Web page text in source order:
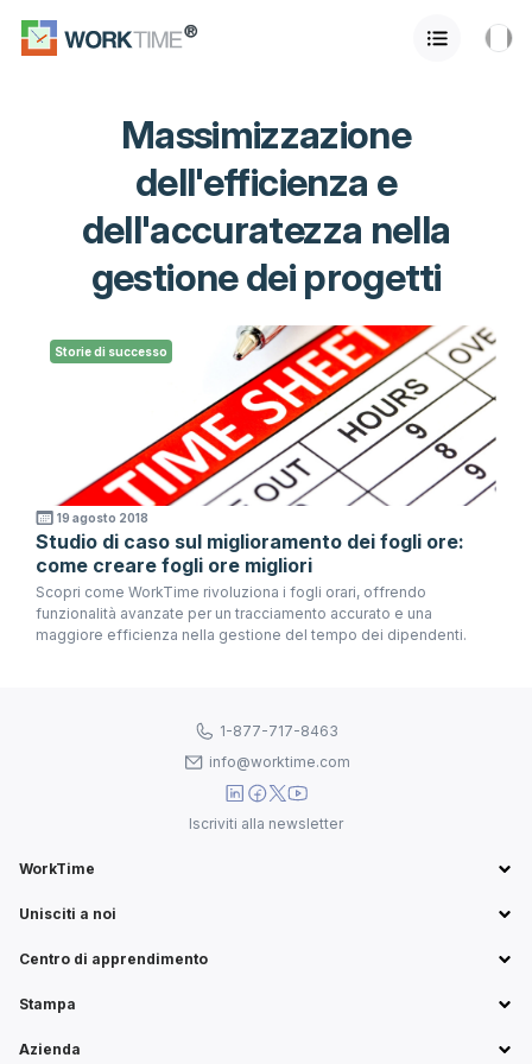
Massimizzazione
dell'efficienza e
dell'accuratezza nella
gestione dei progetti
19 agosto 2018
Studio di caso sul miglioramento dei fogli ore:
come creare fogli ore migliori
Scopri come WorkTime rivoluziona i fogli orari, offrendo
funzionalità avanzate per un tracciamento accurato e una
maggiore efficienza nella gestione del tempo dei dipendenti.
Storie di successo
WorkTime
Unisciti a noi
Centro di apprendimento
Stampa
Azienda
1-877-717-8463
info@worktime.com
Iscriviti alla newsletter